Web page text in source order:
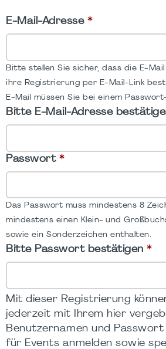
E-Mail-Adresse*
Bitte stellen Sie sicher, dass die E-
ihre Registrierung per E-Mail-Link
E-Mail müssen Sie bei einem
Bitte E-Mail-Adresse
Passwort*
Das Passwort muss mindestens 8
mindestens einen Klein- und
sowie ein Sonderzeichen enthalten.
Bitte Passwort bestätigen *
Mit dieser Registrierung
jederzeit mit Ihrem hier
Benutzernamen und Passwort
für Events anmelden sowie